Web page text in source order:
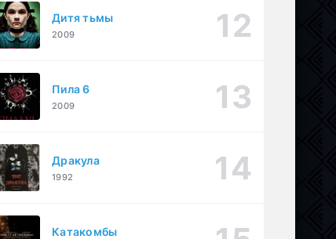
Дитя тьмы
2009
Пила 6
2009
Дракула
1992
Катакомбы